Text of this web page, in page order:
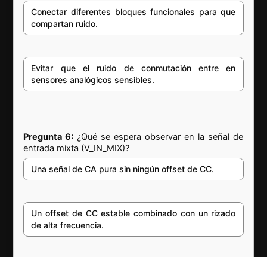
Conectar diferentes bloques funcionales para que
compartan ruido.
Evitar que el ruido de conmutación entre en
sensores analógicos sensibles.
Pregunta 6: ¿Qué se espera observar en la señal de
entrada mixta (V_IN_MIX)?
Una señal de CA pura sin ningún offset de CC.
Un offset de CC estable combinado con un rizado
de alta frecuencia.